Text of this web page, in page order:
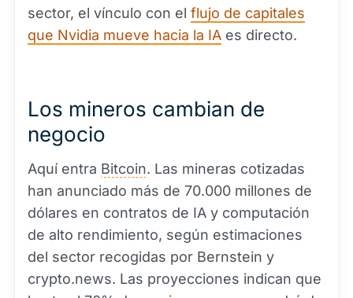
sector, el vínculo con el flujo de capitales
que Nvidia mueve hacia la IA es directo.
Los mineros cambian de
negocio
Aquí entra Bitcoin. Las mineras cotizadas
han anunciado más de 70.000 millones de
dólares en contratos de IA y computación
de alto rendimiento, según estimaciones
del sector recogidas por Bernstein y
crypto.news. Las proyecciones indican que